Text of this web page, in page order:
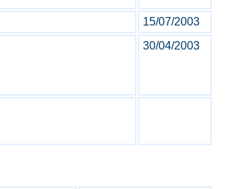
15/07/2003
30/04/2003